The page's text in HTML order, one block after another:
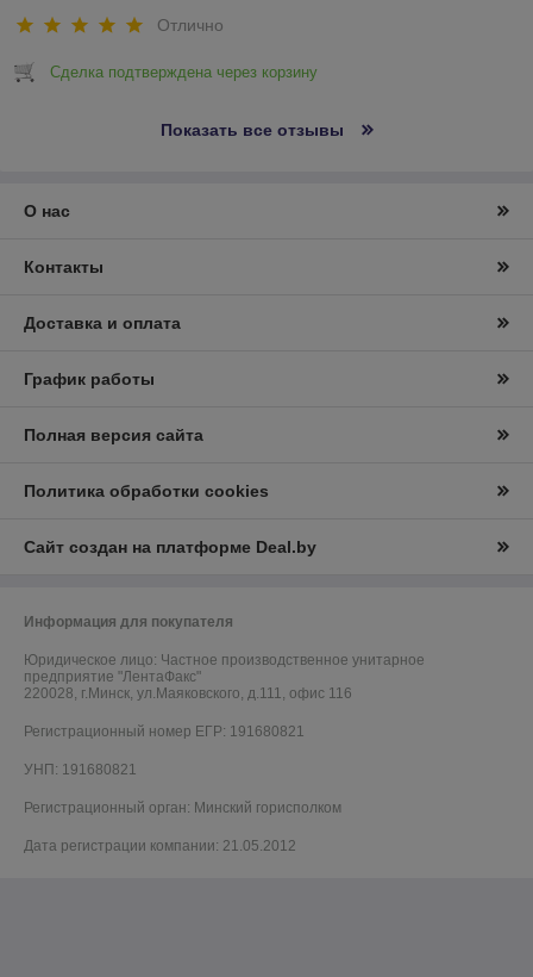
Отлично
Сделка подтверждена через корзину
Показать все отзывы
О нас
Контакты
Доставка и оплата
График работы
Полная версия сайта
Политика обработки cookies
Сайт создан на платформе Deal.by
Информация для покупателя
Юридическое лицо: Частное производственное унитарное
предприятие "ЛентаФакс"
220028, г.Минск, ул.Маяковского, д.111, офис 116
Регистрационный номер ЕГР: 191680821
УНП: 191680821
Регистрационный орган: Минский горисполком
Дата регистрации компании: 21.05.2012